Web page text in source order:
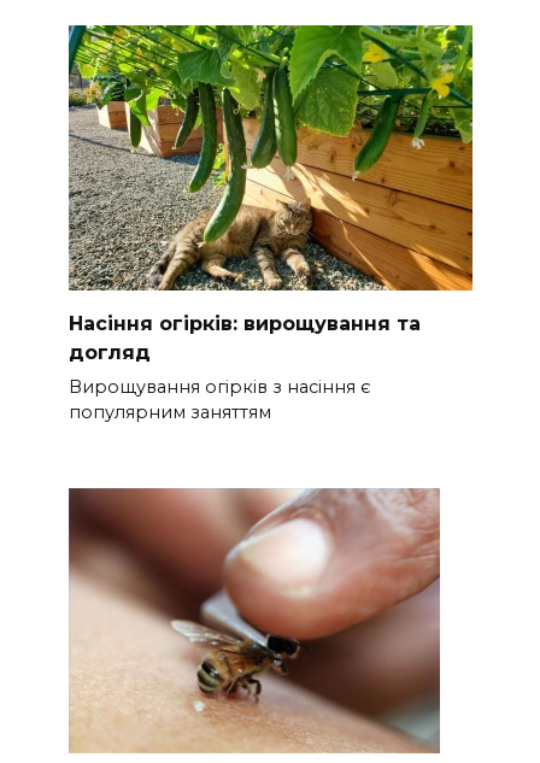
Насіння огірків: вирощування та
догляд
Вирощування огірків з насіння є
популярним заняттям